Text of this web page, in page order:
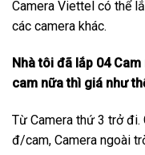
Camera Viettel có thể
các camera khác.
Nhà tôi đã lắp 04
cam nữa thì giá như
Từ Camera thứ 3 trở đi.
đ/cam, Camera ngoài